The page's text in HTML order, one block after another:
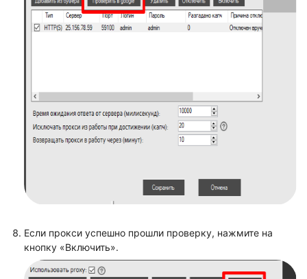
Если прокси успешно прошли проверку, нажмите на
кнопку «Включить».